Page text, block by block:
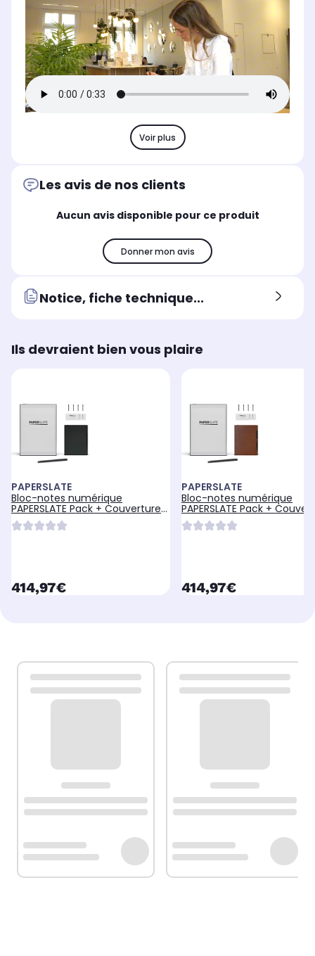
Voir plus
Les avis de nos clients
Aucun avis disponible pour ce produit
Donner mon avis
Notice, fiche technique...
Ils devraient bien vous plaire
PAPERSLATE
Bloc-notes numérique
PAPERSLATE Pack + Couverture
Grise + 4 Mines
currentPrice
414,97€
PAPERSLATE
Bloc-notes numérique
PAPERSLATE Pack +
Brune + 4 Mines
currentPrice
414,97€